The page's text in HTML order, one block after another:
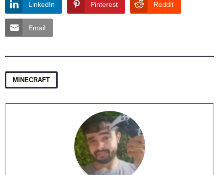
LinkedIn Pinterest Reddit
Email
MINECRAFT